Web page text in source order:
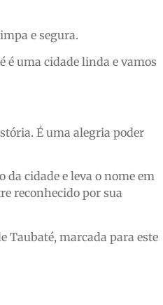
e segura.
é uma cidade linda e vamos
É uma alegria poder
cidade e leva o nome em
reconhecido por sua
Taubaté, marcada para este